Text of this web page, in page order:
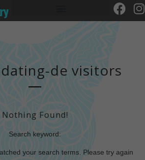
de visitors
Nothing Found!
Search keyword:
your search terms. Please try again